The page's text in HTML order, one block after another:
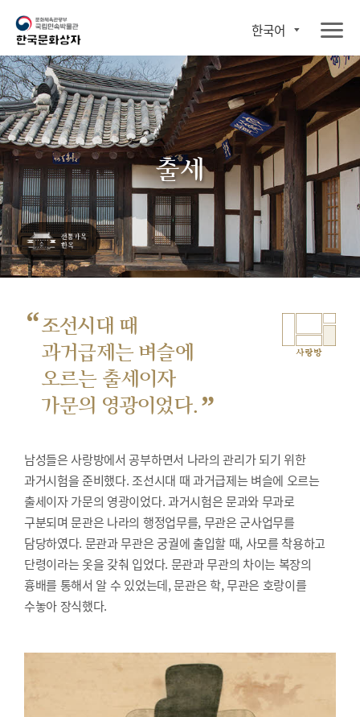
한국어
출세
“조선시대 때
과거급제는 벼슬에
오르는 출세이자
가문의 영광이었다. ”
사랑방
남성들은 사랑방에서 공부하면서 나라의 관리가 되기 위한
과거시험을 준비했다.조선시대 때 과거급제는 벼슬에 오르는
출세이자 가문의 영광이었다. 과거시험은 문과와 무과로
구분되며 문관은 나라의 행정업무를, 무관은 군사업무를
담당하였다. 문관과 무관은 궁궐에 출입할 때, 사모를 착용하고
단령이라는 옷을 갖춰 입었다. 문관과 무관의 차이는 복장의
흉배를 통해서 알 수 있었는데, 문관은 학, 무관은 호랑이를
수놓아 장식했다.